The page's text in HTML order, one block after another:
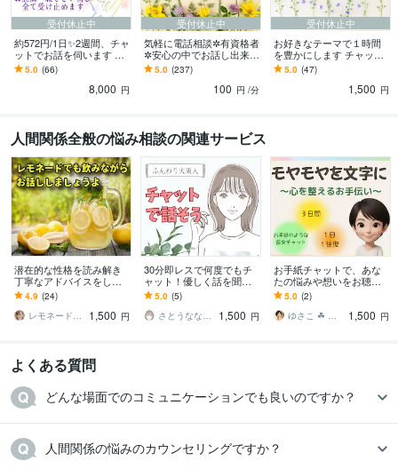
受付休止中
約572円/1日✨2週間、チャ
ットでお話を伺います 甘
える場所がない・心のよ
り所が欲しい・安心した
5.0 (66)
8,000 円
受付休止中
気軽に電話相談✲有資格者
✲安心の中でお話し出来ま
す どんなお悩みでもどう
ぞ♪誠意をもち真摯に全て
を受け止めます。
5.0 (237)
100 円 /分
受付休止中
お好きなテーマで１時間
を豊かにします チャット
で広がる会話☆コミュニ
ケーションの魅力をお届
5.0 (47)
1,500 円
人間関係全般の悩み相談の関連サービス
潜在的な性格を読み解き
丁寧なアドバイスをしま
す チャットで話す⇒明日
が笑顔になるためのマイ
ンドシフトチェンジ
4.9 (24)
レモネードでも飲みながら～いづ
1,500 円
30分即レスで何度でもチ
ャット！優しく話を聞き
ます 回数無制限♫延長で
きます！悩み相談、愚
痴、雑談、LINE感覚
5.0 (5)
さとうなな Satoo00
1,500 円
お手紙チャットで、あな
たの悩みや想いをお聴き
します 人間関係/子育て/家
族/仕事/将来…色んなモヤ
モヤを言語化☆
5.0 (2)
ゆさこ ☘ 心和らぐ拠り所
1,500 円
よくある質問
どんな場面でのコミュニケーションでも良いのですか？
人間関係の悩みのカウンセリングですか？